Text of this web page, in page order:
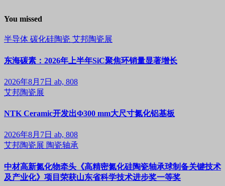
You missed
半导体 碳化硅陶瓷 艾邦陶瓷展
东海碳素：2026年上半年SiC聚焦环销量显著增长
2026年8月7日 ab, 808
艾邦陶瓷展
NTK Ceramic开发出Φ300 mm大尺寸氮化铝基板
2026年8月7日 ab, 808
艾邦陶瓷展 陶瓷轴承
中材高新氮化物牵头《高精密氮化硅陶瓷轴承球制备关键技术
及产业化》项目荣获山东省科学技术进步奖一等奖